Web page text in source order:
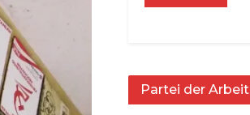
Partei der Arbeit